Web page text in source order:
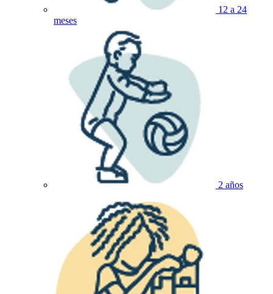
12 a 24
meses
2 años